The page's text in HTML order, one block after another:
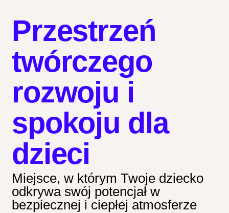
Przestrzeń
twórczego
rozwoju i
spokoju dla
dzieci
Miejsce, w którym Twoje dziecko
odkrywa swój potencjał w
bezpiecznej i ciepłej atmosferze